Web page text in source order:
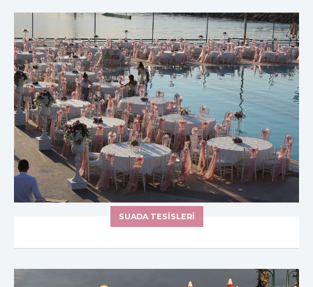
SUADA TESİSLERİ